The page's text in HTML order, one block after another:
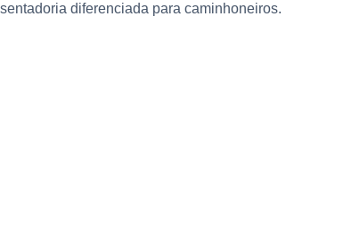
diferenciada para caminhoneiros.